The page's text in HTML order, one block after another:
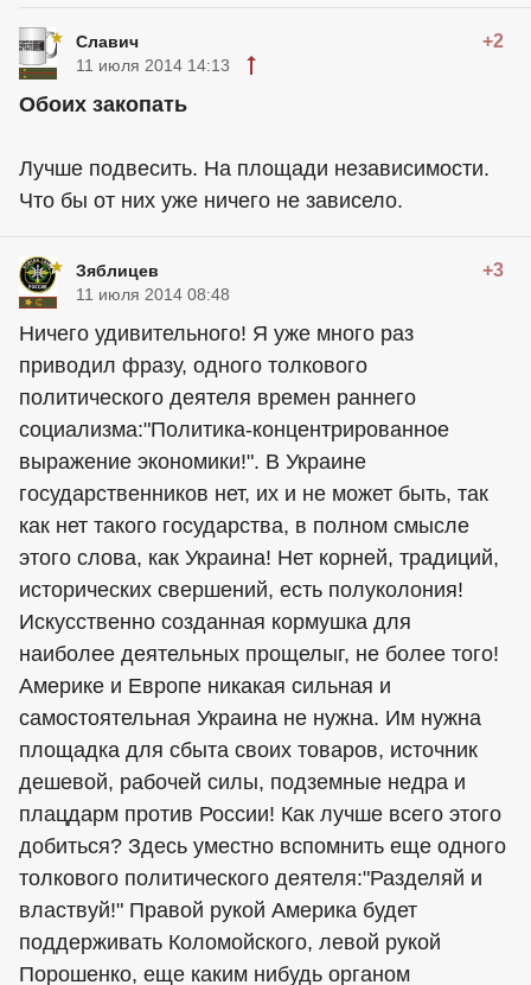
Славич +2
11 июля 2014 14:13
Обоих закопать
Лучше подвесить. На площади независимости.
Что бы от них уже ничего не зависело.
Зяблицев +3
11 июля 2014 08:48
Ничего удивительного! Я уже много раз
приводил фразу, одного толкового
политического деятеля времен раннего
социализма:"Политика-концентрированное
выражение экономики!". В Украине
государственников нет, их и не может быть, так
как нет такого государства, в полном смысле
этого слова, как Украина! Нет корней, традиций,
исторических свершений, есть полуколония!
Искусственно созданная кормушка для
наиболее деятельных прощелыг, не более того!
Америке и Европе никакая сильная и
самостоятельная Украина не нужна. Им нужна
площадка для сбыта своих товаров, источник
дешевой, рабочей силы, подземные недра и
плацдарм против России! Как лучше всего этого
добиться? Здесь уместно вспомнить еще одного
толкового политического деятеля:"Разделяй и
властвуй!" Правой рукой Америка будет
поддерживать Коломойского, левой рукой
Порошенко, еще каким нибудь органом